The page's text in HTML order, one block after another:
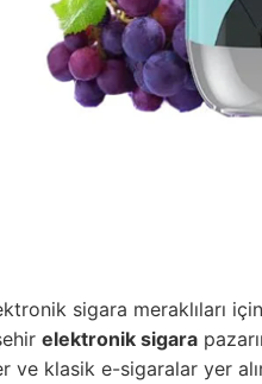
sigara meraklıları
elektronik sigara
ve klasik e-sigaralar yer